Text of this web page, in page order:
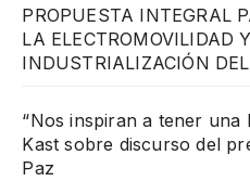
PROPUESTA INTEGRAL
LA ELECTROMOVILIDAD
INDUSTRIALIZACIÓN
“Nos inspiran a tener una
Kast sobre discurso del
Paz